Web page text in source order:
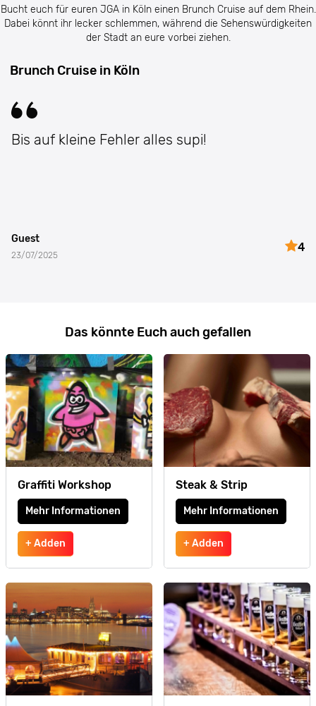
Bucht euch für euren JGA in Köln einen Brunch Cruise auf dem Rhein.
Dabei könnt ihr lecker schlemmen, während die Sehenswürdigkeiten
der Stadt an eure vorbei ziehen.
Brunch Cruise in Köln
Bis auf kleine Fehler alles supi!
Guest
23/07/2025
4
Das könnte Euch auch gefallen
Graffiti Workshop
Mehr Informationen
+ Adden
Steak & Strip
Mehr Informationen
+ Adden